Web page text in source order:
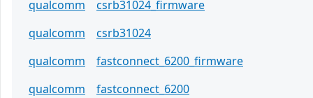
qualcomm
csrb31024_firmware
qualcomm
csrb31024
qualcomm
fastconnect_6200_firmware
qualcomm
fastconnect_6200